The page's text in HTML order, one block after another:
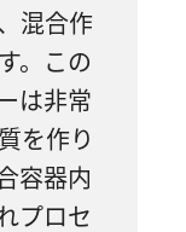
混合作
。この
は非常
を作り
容器内
プロセ